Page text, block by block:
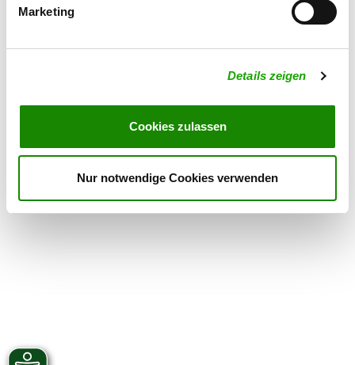
Marketing
Details zeigen
Cookies zulassen
Nur notwendige Cookies verwenden
OG - Sulz a. Neckar
Details
OG - Niedereschach
Details
78078 Niedereschach